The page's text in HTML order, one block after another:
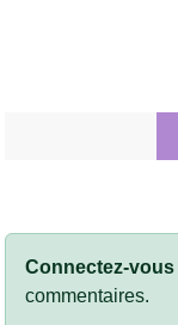
Connectez-vous
commentaires.